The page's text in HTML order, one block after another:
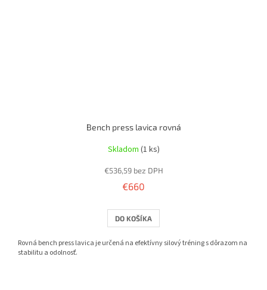
Bench press lavica rovná
Skladom (1 ks)
€536,59 bez DPH
€660
DO KOŠÍKA
Rovná bench press lavica je určená na efektívny silový tréning s dôrazom na
stabilitu a odolnosť.